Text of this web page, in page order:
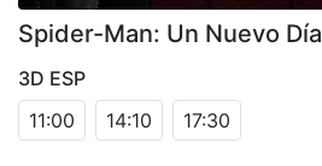
Spider-Man: Un Nuevo Día
3D ESP
11:00
14:10 17:30